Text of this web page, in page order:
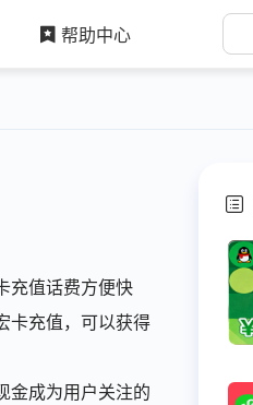
帮助中心
充值话费方便快
卡充值，可以获得
金成为用户关注的